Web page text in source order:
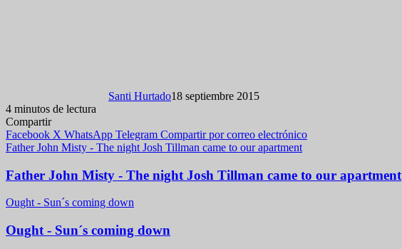
Santi Hurtado18 septiembre 2015
4 minutos de lectura
Compartir
Facebook X WhatsApp Telegram Compartir por correo electrónico
Father John Misty - The night Josh Tillman came to our apartment
Father John Misty - The night Josh Tillman came to our apartment
Ought - Sun´s coming down
Ought - Sun´s coming down